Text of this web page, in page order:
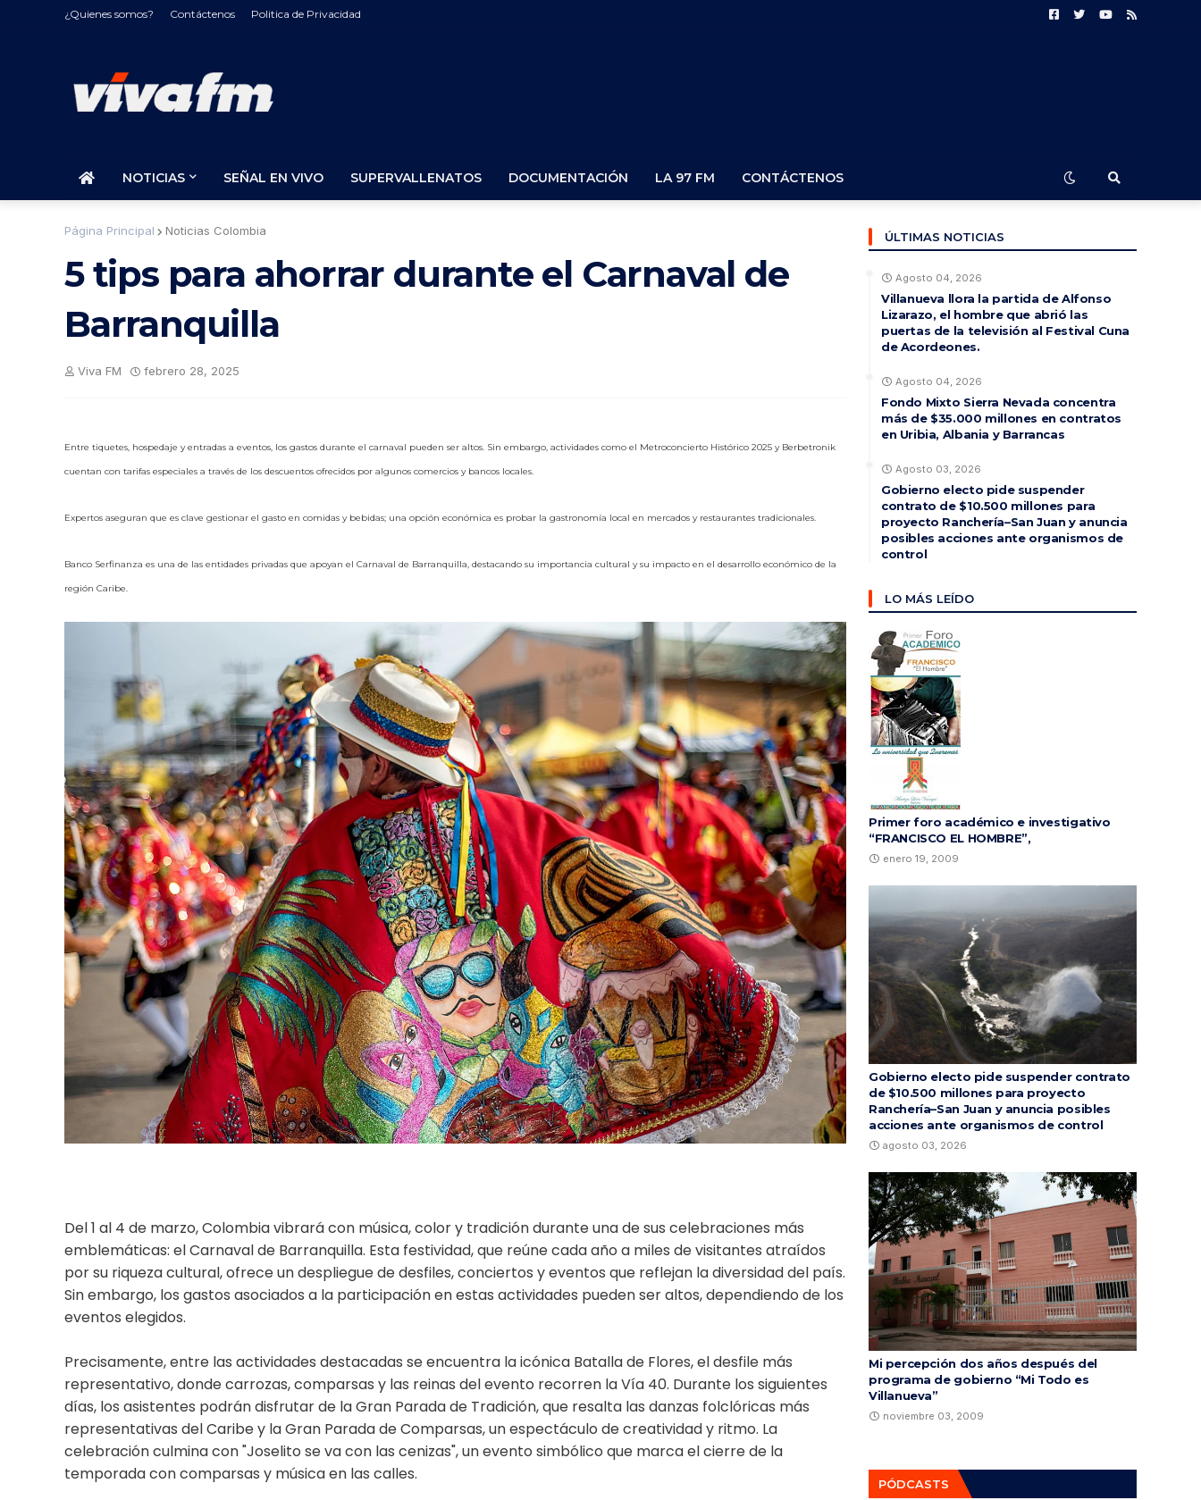
¿Quienes somos? Contáctenos Politica de Privacidad
NOTICIAS SEÑAL EN VIVO SUPERVALLENATOS DOCUMENTACIÓN LA 97 FM CONTÁCTENOS
Página Principal Noticias Colombia
5 tips para ahorrar durante el Carnaval de
Barranquilla
Viva FM febrero 28, 2025
Entre tiquetes, hospedaje y entradas a eventos, los gastos durante el carnaval pueden ser altos. Sin embargo, actividades como el Metroconcierto Histórico 2025 y Berbetronik
cuentan con tarifas especiales a través de los descuentos ofrecidos por algunos comercios y bancos locales.
Expertos aseguran que es clave gestionar el gasto en comidas y bebidas; una opción económica es probar la gastronomía local en mercados y restaurantes tradicionales.
Banco Serfinanza es una de las entidades privadas que apoyan el Carnaval de Barranquilla, destacando su importancia cultural y su impacto en el desarrollo económico de la
región Caribe.
Del 1 al 4 de marzo, Colombia vibrará con música, color y tradición durante una de sus celebraciones más
emblemáticas: el Carnaval de Barranquilla. Esta festividad, que reúne cada año a miles de visitantes atraídos
por su riqueza cultural, ofrece un despliegue de desfiles, conciertos y eventos que reflejan la diversidad del país.
Sin embargo, los gastos asociados a la participación en estas actividades pueden ser altos, dependiendo de los
eventos elegidos.
Precisamente, entre las actividades destacadas se encuentra la icónica Batalla de Flores, el desfile más
representativo, donde carrozas, comparsas y las reinas del evento recorren la Vía 40. Durante los siguientes
días, los asistentes podrán disfrutar de la Gran Parada de Tradición, que resalta las danzas folclóricas más
representativas del Caribe y la Gran Parada de Comparsas, un espectáculo de creatividad y ritmo. La
celebración culmina con "Joselito se va con las cenizas", un evento simbólico que marca el cierre de la
temporada con comparsas y música en las calles.
ÚLTIMAS NOTICIAS
Agosto 04, 2026
Villanueva llora la partida de Alfonso
Lizarazo, el hombre que abrió las
puertas de la televisión al Festival Cuna
de Acordeones.
Agosto 04, 2026
Fondo Mixto Sierra Nevada concentra
más de $35.000 millones en contratos
en Uribia, Albania y Barrancas
Agosto 03, 2026
Gobierno electo pide suspender
contrato de $10.500 millones para
proyecto Ranchería–San Juan y anuncia
posibles acciones ante organismos de
control
LO MÁS LEÍDO
Primer foro académico e investigativo
“FRANCISCO EL HOMBRE”,
enero 19, 2009
Gobierno electo pide suspender contrato
de $10.500 millones para proyecto
Ranchería–San Juan y anuncia posibles
acciones ante organismos de control
agosto 03, 2026
Mi percepción dos años después del
programa de gobierno “Mi Todo es
Villanueva”
noviembre 03, 2009
PÓDCASTS